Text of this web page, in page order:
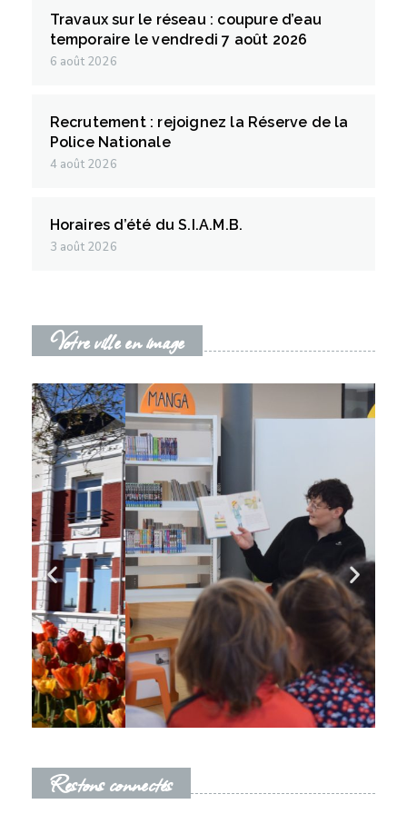
Travaux sur le réseau : coupure d’eau
temporaire le vendredi 7 août 2026
6 août 2026
Recrutement : rejoignez la Réserve de la
Police Nationale
4 août 2026
Horaires d’été du S.I.A.M.B.
3 août 2026
Votre ville en image
Restons connectés